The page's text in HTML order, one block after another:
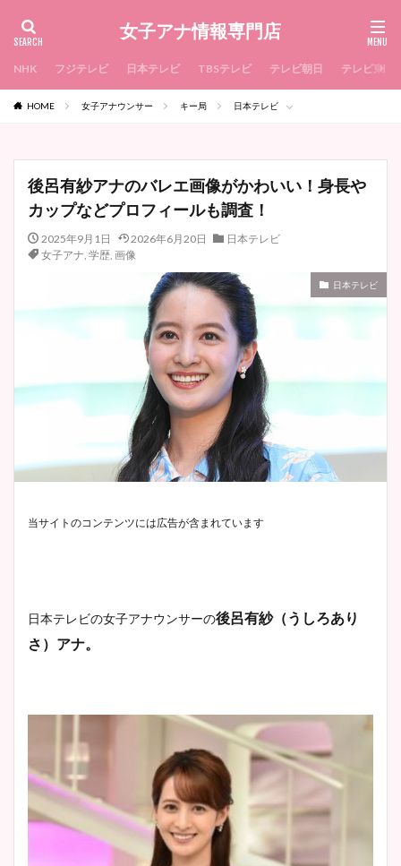
女子アナ情報専門店
NHK フジテレビ 日本テレビ TBSテレビ テレビ朝日 テレビ東京
HOME 女子アナウンサー キー局 日本テレビ
後呂有紗アナのバレエ画像がかわいい！身長や
カップなどプロフィールも調査！
2025年9月1日 2026年6月20日
日本テレビ
女子アナ, 学歴, 画像
日本テレビ
当サイトのコンテンツには広告が含まれています
日本テレビの女子アナウンサーの後呂有紗（うしろあり
さ）アナ。